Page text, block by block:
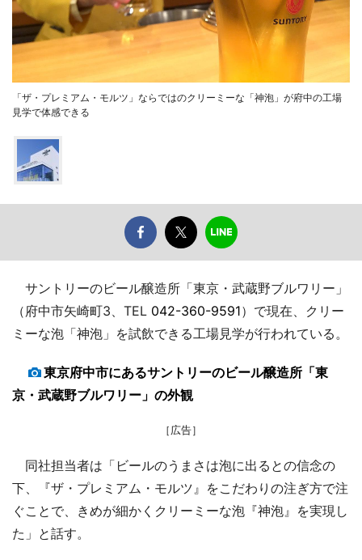
「ザ・プレミアム・モルツ」ならではのクリーミーな「神泡」が府中の工場
見学で体感できる
サントリーのビール醸造所「東京・武蔵野ブルワリー」
（府中市矢崎町3、TEL 042-360-9591）で現在、クリー
ミーな泡「神泡」を試飲できる工場見学が行われている。
東京府中市にあるサントリーのビール醸造所「東
京・武蔵野ブルワリー」の外観
［広告］
同社担当者は「ビールのうまさは泡に出るとの信念の
下、『ザ・プレミアム・モルツ』をこだわりの注ぎ方で注
ぐことで、きめが細かくクリーミーな泡『神泡』を実現し
た」と話す。